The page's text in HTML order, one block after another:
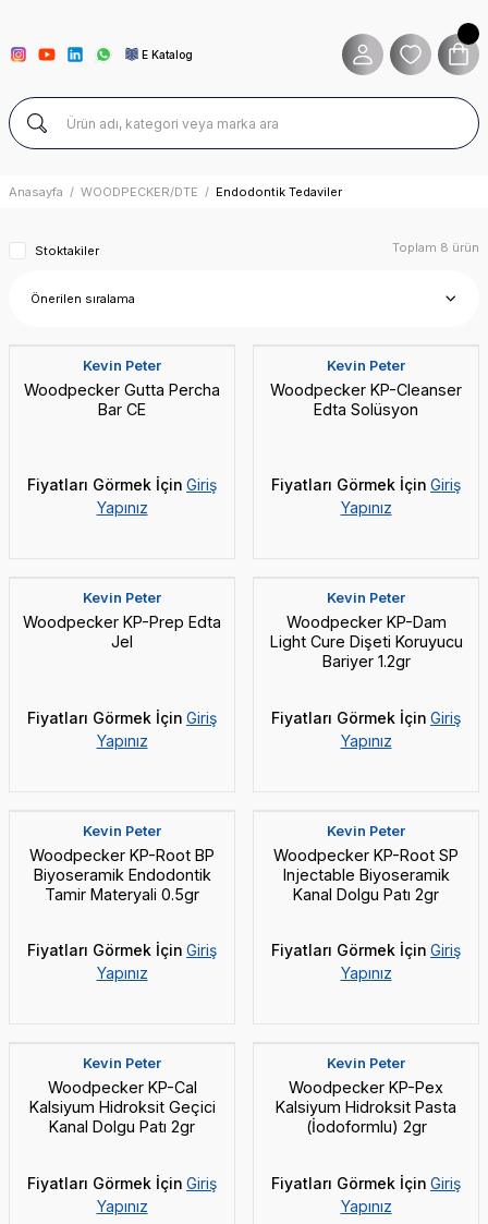
E Katalog
Anasayfa WOODPECKER/DTE Endodontik Tedaviler
Stoktakiler Toplam 8 ürün
Kevin Peter
Woodpecker Gutta Percha
Bar CE
Fiyatları Görmek İçin Giriş
Yapınız
Kevin Peter
Woodpecker KP-Cleanser
Edta Solüsyon
Fiyatları Görmek İçin Giriş
Yapınız
Kevin Peter
Woodpecker KP-Prep Edta
Jel
Fiyatları Görmek İçin Giriş
Yapınız
Kevin Peter
Woodpecker KP-Dam
Light Cure Dişeti Koruyucu
Bariyer 1.2gr
Fiyatları Görmek İçin Giriş
Yapınız
Kevin Peter
Woodpecker KP-Root BP
Biyoseramik Endodontik
Tamir Materyali 0.5gr
Fiyatları Görmek İçin Giriş
Yapınız
Kevin Peter
Woodpecker KP-Root SP
Injectable Biyoseramik
Kanal Dolgu Patı 2gr
Fiyatları Görmek İçin Giriş
Yapınız
Kevin Peter
Woodpecker KP-Cal
Kalsiyum Hidroksit Geçici
Kanal Dolgu Patı 2gr
Fiyatları Görmek İçin Giriş
Yapınız
Kevin Peter
⁠Woodpecker KP-Pex
Kalsiyum Hidroksit Pasta
(İodoformlu) 2gr
Fiyatları Görmek İçin Giriş
Yapınız